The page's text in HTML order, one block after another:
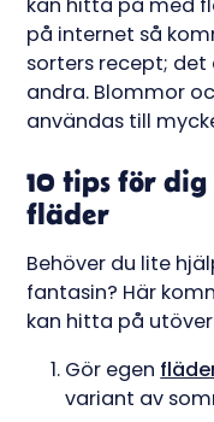
kan hitta på med
på internet så
sorters recept;
andra. Blommor
användas till
10 tips för
fläder
Behöver du lite
fantasin? Här
kan hitta på
Gör egen
variant av